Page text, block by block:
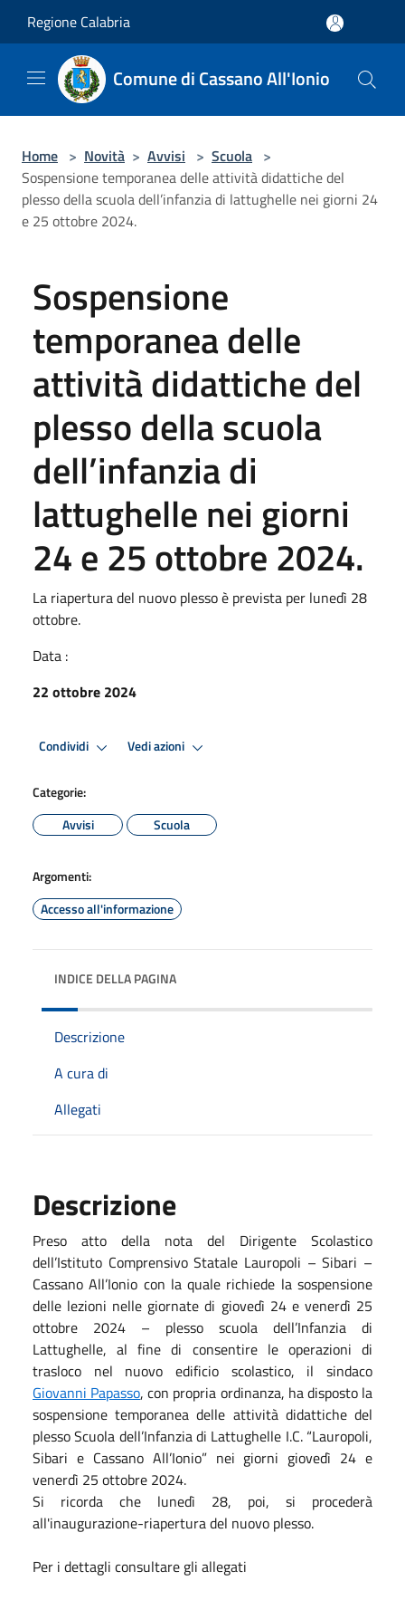
Regione Calabria
Comune di Cassano All'Ionio
Home > Novità > Avvisi > Scuola >
Sospensione temporanea delle attività didattiche del
plesso della scuola dell’infanzia di lattughelle nei giorni 24
e 25 ottobre 2024.
Sospensione
temporanea delle
attività didattiche del
plesso della scuola
dell’infanzia di
lattughelle nei giorni
24 e 25 ottobre 2024.
La riapertura del nuovo plesso è prevista per lunedì 28
ottobre.
Data :
22 ottobre 2024
Condividi Vedi azioni
Categorie:
Avvisi
Scuola
Argomenti:
Accesso all'informazione
INDICE DELLA PAGINA
Descrizione
A cura di
Allegati
Descrizione
Preso atto della nota del Dirigente Scolastico
dell’Istituto Comprensivo Statale Lauropoli – Sibari –
Cassano All’Ionio con la quale richiede la sospensione
delle lezioni nelle giornate di giovedì 24 e venerdì 25
ottobre 2024 – plesso scuola dell’Infanzia di
Lattughelle, al fine di consentire le operazioni di
trasloco nel nuovo edificio scolastico, il sindaco
Giovanni Papasso, con propria ordinanza, ha disposto la
sospensione temporanea delle attività didattiche del
plesso Scuola dell’Infanzia di Lattughelle I.C. “Lauropoli,
Sibari e Cassano All’Ionio” nei giorni giovedì 24 e
venerdì 25 ottobre 2024.
Si ricorda che lunedì 28, poi, si procederà
all'inaugurazione-riapertura del nuovo plesso.
Per i dettagli consultare gli allegati